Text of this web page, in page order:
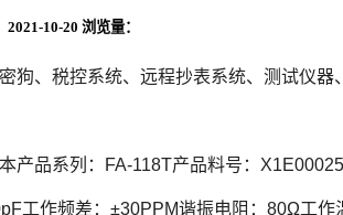
2021-10-20 浏览量：
狗、税控系统、远程抄表系统、测试仪
品系列：FA-118T产品料号：
作频差：±30PPM谐振电阻：80Ω工